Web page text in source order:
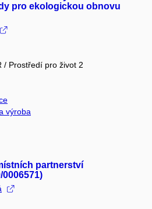
pro ekologickou obnovu
/ Prostředí pro život 2
výroba
partnerství
0006571)